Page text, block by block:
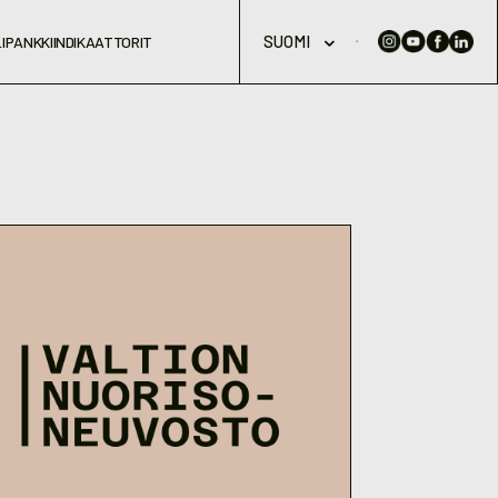
INDIKAATTORIT SUOMI